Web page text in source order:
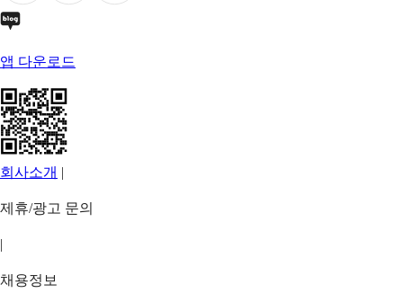
앱 다운로드
회사소개 |
제휴/광고 문의
|
채용정보